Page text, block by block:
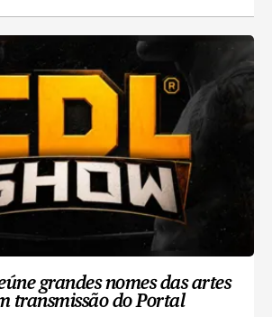
grandes nomes das artes
transmissão do Portal